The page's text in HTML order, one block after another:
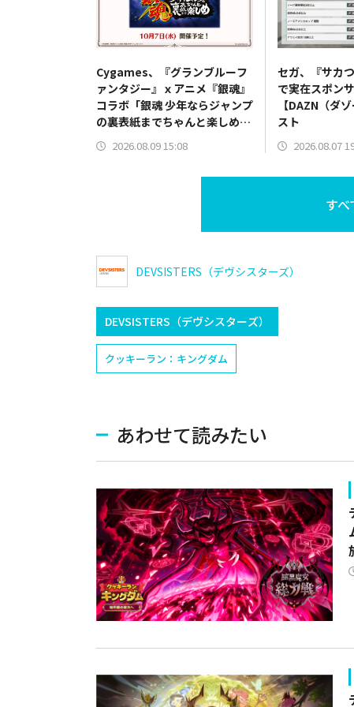
Cygames、『グランブルーフ
ァンタジー』ｘアニメ『銀魂』
コラボ「銀魂 少年ならジャンプ
の裏表紙までちゃんと楽しめ」
を復刻開催
2026.08.09 15:08
セガ、『サカ
で実在スポン
【DAZN（ダ
スト
2026.08.07
すべ
DEVSISTERS（デヴシスターズ）
DEVSISTERS（デヴシスターズ）
クッキーラン：キングダム
あわせて読みたい